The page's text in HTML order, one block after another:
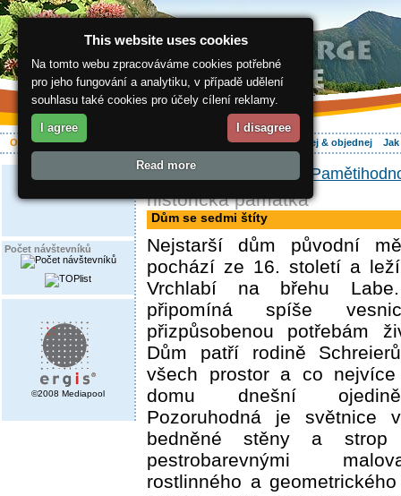
O regionu Aktivně Ubytování Hledej & objednej
Počet návštevníků
©2008 Mediapool
ergis.cz >
historická památka
Dům se sedmi štíty
Nejstarší dům původní
pochází ze 16. století a
Vrchlabí na břehu
připomíná spíše
přizpůsobenou potřebám
Dům patří rodině
všech prostor a co
domu dnešní
Pozoruhodná je světnice
bedněné stěny a strop
pestrobarevnými
rostlinného a
This website uses cookies
Na tomto webu zpracováváme cookies potřebné
pro jeho fungování a analytiku, v případě udělení
souhlasu také cookies pro účely cílení reklamy.
I agree I disagree
Read more